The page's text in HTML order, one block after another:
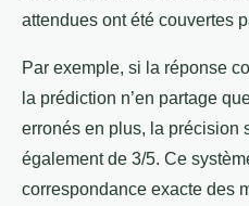
attendues ont été couvertes
Par exemple, si la réponse
la prédiction n’en partage
erronés en plus, la précision
également de 3/5. Ce
correspondance exacte des